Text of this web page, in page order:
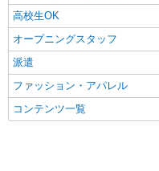
高校生OK
オープニングスタッフ
派遣
ファッション・アパレル
コンテンツ一覧